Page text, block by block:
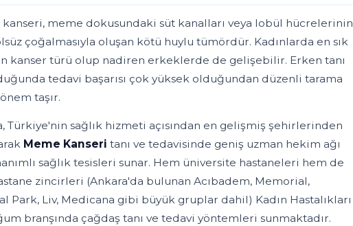
kanseri, meme dokusundaki süt kanalları veya lobül hücrelerinin
çoğalmasıyla oluşan kötü huylu tümördür. Kadınlarda en sık
kanser türü olup nadiren erkeklerde de gelişebilir. Erken tanı
tedavi başarısı çok yüksek olduğundan düzenli tarama
taşır.
Türkiye'nin sağlık hizmeti açısından en gelişmiş şehirlerinden
Meme Kanseri tanı ve tedavisinde geniş uzman hekim ağı
sağlık tesisleri sunar. Hem üniversite hastaneleri hem de
zincirleri (Ankara'da bulunan Acıbadem, Memorial,
Park, Liv, Medicana gibi büyük gruplar dahil) Kadın Hastalıkları
branşında çağdaş tanı ve tedavi yöntemleri sunmaktadır.